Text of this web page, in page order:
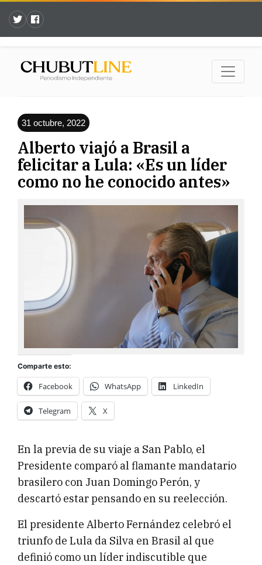
31 octubre, 2022
Alberto viajó a Brasil a
felicitar a Lula: «Es un líder
como no he conocido antes»
Comparte esto:
Facebook WhatsApp LinkedIn
Telegram X
En la previa de su viaje a San Pablo, el
Presidente comparó al flamante mandatario
brasilero con Juan Domingo Perón, y
descartó estar pensando en su reelección.
El presidente Alberto Fernández celebró el
triunfo de Lula da Silva en Brasil al que
definió como un líder indiscutible que